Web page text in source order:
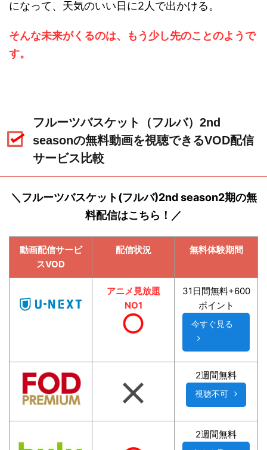
になって、天気のいい日に2人で出かける。
そんな未来がくるのは、もう少し先のことのようで
す。
フルーツバスケット（フルバ）2nd
seasonの無料動画を視聴できるVOD配信
サービス比較
＼フルーツバスケット(フルバ)2nd season2期の無
料配信はこちら！／
動画配信サービ
スVOD
配信状況 無料体験期間
アニメ見放題
NO1
31日間無料+600
ポイント
今すぐ見る
2週間無料
視聴不可
2週間無料